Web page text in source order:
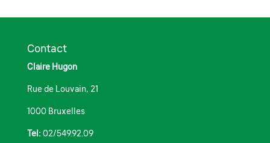
Contact
Claire Hugon
Rue de Louvain, 21
1000 Bruxelles
Tel:02/549.92.09